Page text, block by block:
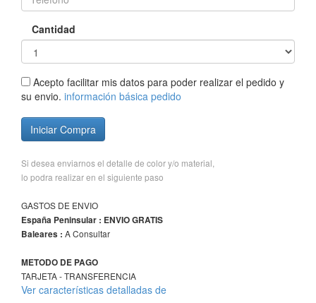
Cantidad
Acepto facilitar mis datos para poder realizar el pedido y
su envio. información básica pedido
Iniciar Compra
Si desea enviarnos el detalle de color y/o material,
lo podra realizar en el siguiente paso
GASTOS DE ENVIO
España Peninsular : ENVIO GRATIS
Baleares : A Consultar
METODO DE PAGO
TARJETA - TRANSFERENCIA
Ver características detalladas de